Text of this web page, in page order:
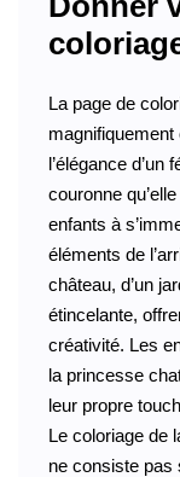
La page de
l’élégance
couronne
enfants à
éléments de
château, d’un
étincelante,
créativité. Les
la princesse
leur propre
Le coloriage de
ne consiste pas